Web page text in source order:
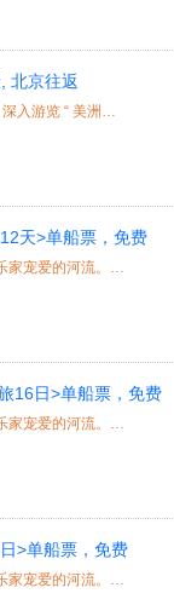
北京往返
特色： 皇家加勒比海洋魅力号22.5万吨-海洋绿洲号的姐妹船 ★ 深入游览 “ 美洲的首...
天>单船票，免费
特色： 行程特色 ★多瑙河流域是欧洲最富诗意的河流，最受音乐家宠爱的河流。宁静...
16日>单船票，免费
特色： 行程特色 ★多瑙河流域是欧洲最富诗意的河流，最受音乐家宠爱的河流。宁静...
>单船票，免费
特色： 行程特色 ★多瑙河流域是欧洲最富诗意的河流，最受音乐家宠爱的河流。宁静...